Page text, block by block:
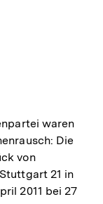
waren
Die
von
21 in
2011 bei 27